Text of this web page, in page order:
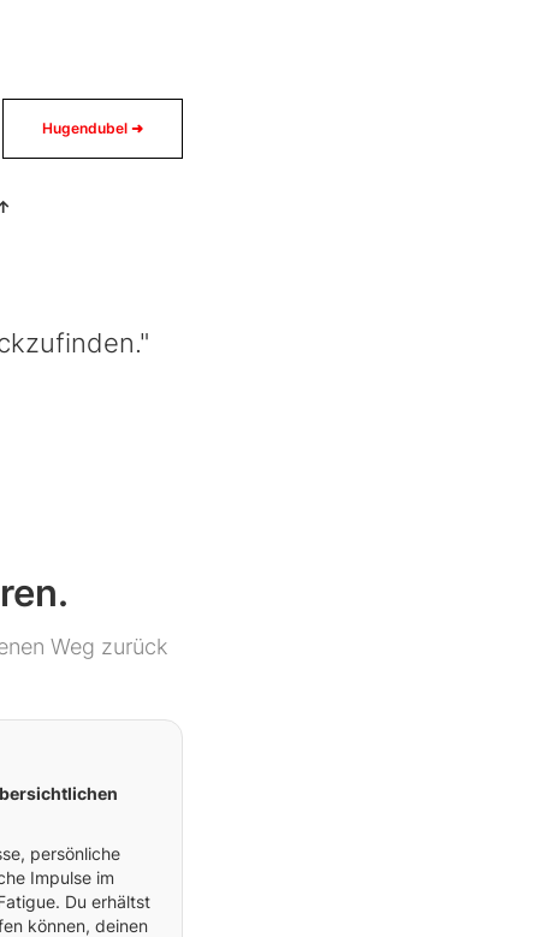
Hugendubel ➜
Weg zurück
persönliche
Impulse im
Du erhältst
können, deinen